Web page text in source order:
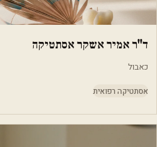
ד"ר אמיר אשקר אסתטיקה
כאבול
אסתטיקה רפואית